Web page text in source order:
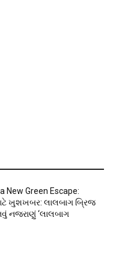
New Green Escape:
ખુશખબર: લાલબાગ બ્રિજ
નજરાણું ‘લાલબાગ